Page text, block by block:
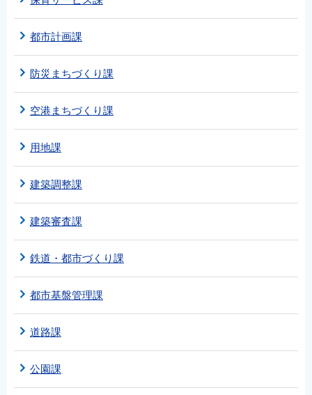
都市計画課
防災まちづくり課
空港まちづくり課
用地課
建築調整課
建築審査課
鉄道・都市づくり課
都市基盤管理課
道路課
公園課